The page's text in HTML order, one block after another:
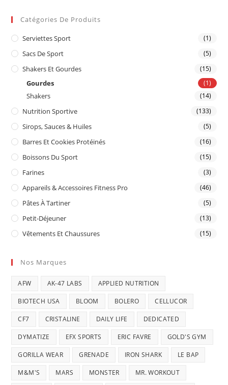
Catégories De Produits
Serviettes Sport (1)
Sacs De Sport (5)
Shakers Et Gourdes (15)
Gourdes (1)
Shakers (14)
Nutrition Sportive (133)
Sirops, Sauces & Huiles (5)
Barres Et Cookies Protéinés (16)
Boissons Du Sport (15)
Farines (3)
Appareils & Accessoires Fitness Pro (46)
Pâtes À Tartiner (5)
Petit-Déjeuner (13)
Vêtements Et Chaussures (15)
Nos Marques
AFW AK-47 LABS APPLIED NUTRITION
BIOTECH USA BLOOM BOLERO CELLUCOR
CF7 CRISTALINE DAILY LIFE DEDICATED
DYMATIZE EFX SPORTS ERIC FAVRE GOLD'S GYM
GORILLA WEAR GRENADE IRON SHARK LE BAP
M&M'S MARS MONSTER MR. WORKOUT